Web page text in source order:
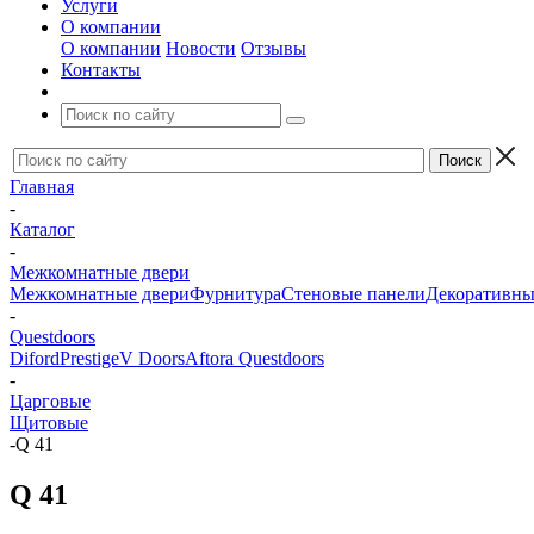
Услуги
О компании
О компании Новости Отзывы
Контакты
Главная
-
Каталог
-
Межкомнатные двери
Межкомнатные двериФурнитураСтеновые панели
-
Questdoors
DifordPrestigeV DoorsAftora Questdoors
-
Царговые
Щитовые
-Q 41
Q 41